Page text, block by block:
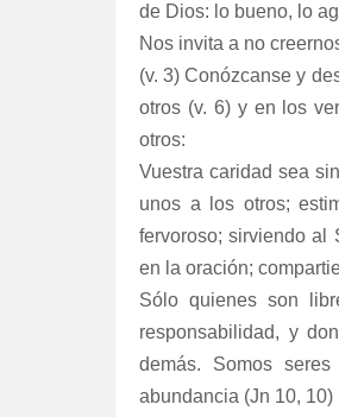
de Dios: lo bueno, lo
Nos invita a no
(v. 3) Conózcanse y
otros (v. 6) y en los
otros:
Vuestra caridad sea
unos a los otros;
fervoroso; sirviendo al
en la oración;
Sólo quienes son
responsabilidad, y
demás. Somos
abundancia (Jn 10, 10)